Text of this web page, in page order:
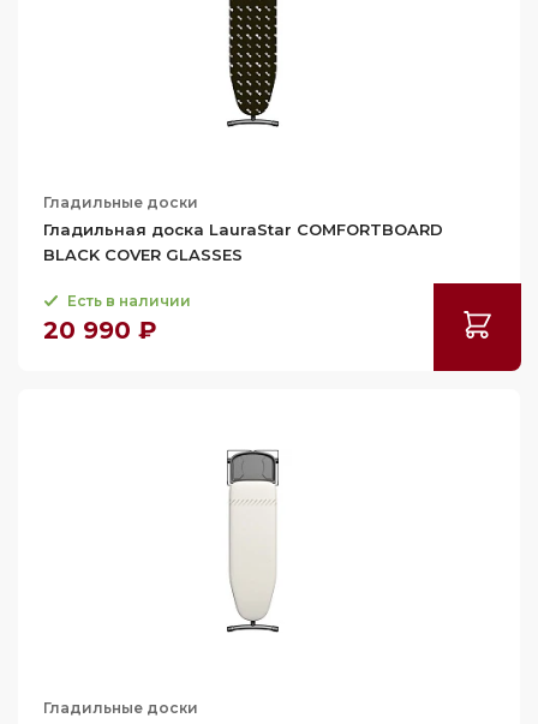
Гладильные доски
Гладильная доска LauraStar COMFORTBOARD
BLACK COVER GLASSES
Есть в наличии
20 990 ₽
Гладильные доски